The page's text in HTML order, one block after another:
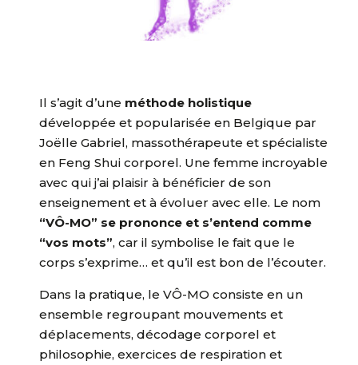
Il s’agit d’une méthode holistique
développée et popularisée en Belgique par
Joëlle Gabriel, massothérapeute et spécialiste
en Feng Shui corporel. Une femme incroyable
avec qui j’ai plaisir à bénéficier de son
enseignement et à évoluer avec elle. Le nom
“VÔ-MO” se prononce et s’entend comme
“vos mots”, car il symbolise le fait que le
corps s’exprime… et qu’il est bon de l’écouter.
Dans la pratique, le VÔ-MO consiste en un
ensemble regroupant mouvements et
déplacements, décodage corporel et
philosophie, exercices de respiration et